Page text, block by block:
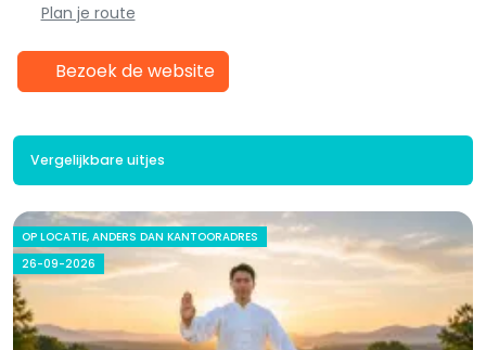
Plan je route
Bezoek de website
Vergelijkbare uitjes
OP LOCATIE, ANDERS DAN KANTOORADRES
26-09-2026